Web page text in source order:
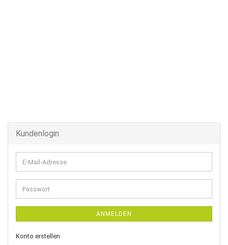
Kundenlogin
E-
Mail-
Adresse
Passwort
ANMELDEN
Konto erstellen